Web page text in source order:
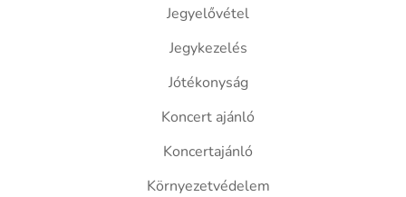
Jegyelővétel
Jegykezelés
Jótékonyság
Koncert ajánló
Koncertajánló
Környezetvédelem